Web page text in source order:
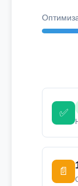
✅
📄